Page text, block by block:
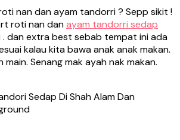
nan dan ayam tandorri ? Sepp sikit !
roti nan danayam tandorri sedap
. dan extra best sebab tempat ini ada
kalau kita bawa anak anak makan.
main. Senang mak ayah nak makan.